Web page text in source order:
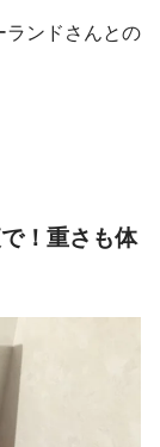
ランドさんとの
！重さも体